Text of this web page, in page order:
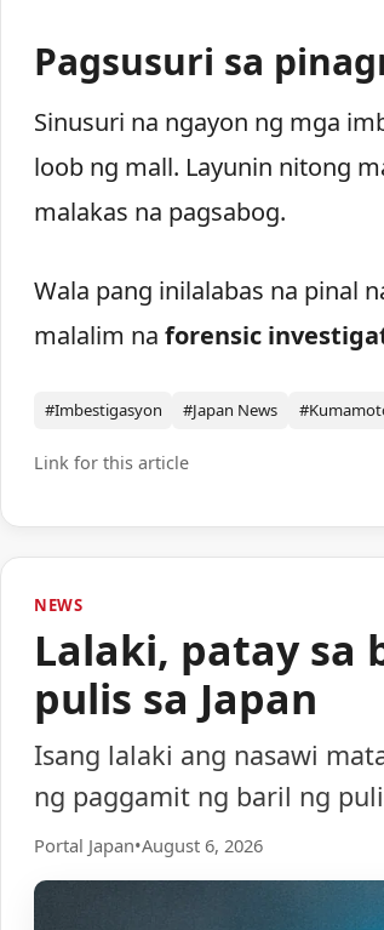
Pagsusuri sa
Sinusuri na ngayon ng mga
loob ng mall. Layunin nitong
malakas na pagsabog.
Wala pang inilalabas na pinal
malalim na forensic
#Imbestigasyon #Japan News
Link for this article
NEWS
Lalaki, patay sa
pulis sa Japan
Isang lalaki ang nasawi
ng paggamit ng baril ng
Portal Japan•August 6, 2026